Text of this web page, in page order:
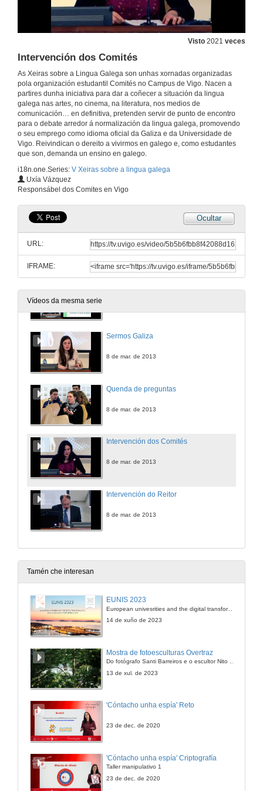
Visto 2021 veces
Intervención dos Comités
As Xeiras sobre a Lingua Galega son unhas xornadas organizadas
pola organización estudantil Comités no Campus de Vigo. Nacen a
partires dunha iniciativa para dar a coñecer a situación da lingua
galega nas artes, no cinema, na literatura, nos medios de
comunicación… en definitiva, pretenden servir de punto de encontro
para o debate arredor á normalización da lingua galega, promovendo
o seu emprego como idioma oficial da Galiza e da Universidade de
Vigo. Reivindican o dereito a vivirmos en galego e, como estudantes
que son, demanda un ensino en galego.
i18n.one.Series: V Xeiras sobre a lingua galega
Uxía Vázquez
Responsábel dos Comites en Vigo
Ocultar
URL:
IFRAME:
Vídeos da mesma serie
Presentación
Día das Mulleres
8 de mar. de 2013
Quenda de preguntas
8 de mar. de 2013
8 de mar. de 2013
Sermos Galiza
8 de mar. de 2013
Quenda de preguntas
8 de mar. de 2013
Intervención dos Comités
8 de mar. de 2013
Intervención do Reitor
8 de mar. de 2013
Tamén che interesan
EUNIS 2023
European univesrities and the digital transformation: challenges and opportunities ahead
14 de xuño de 2023
Mostra de fotoesculturas Overtraz
Do fotógrafo Santi Barreiros e o escultor Nito Contreras.
13 de xul. de 2023
'Cóntacho unha espía' Reto
23 de dec. de 2020
'Cóntacho unha espía' Criptografía
Taller manipulativo 1
23 de dec. de 2020